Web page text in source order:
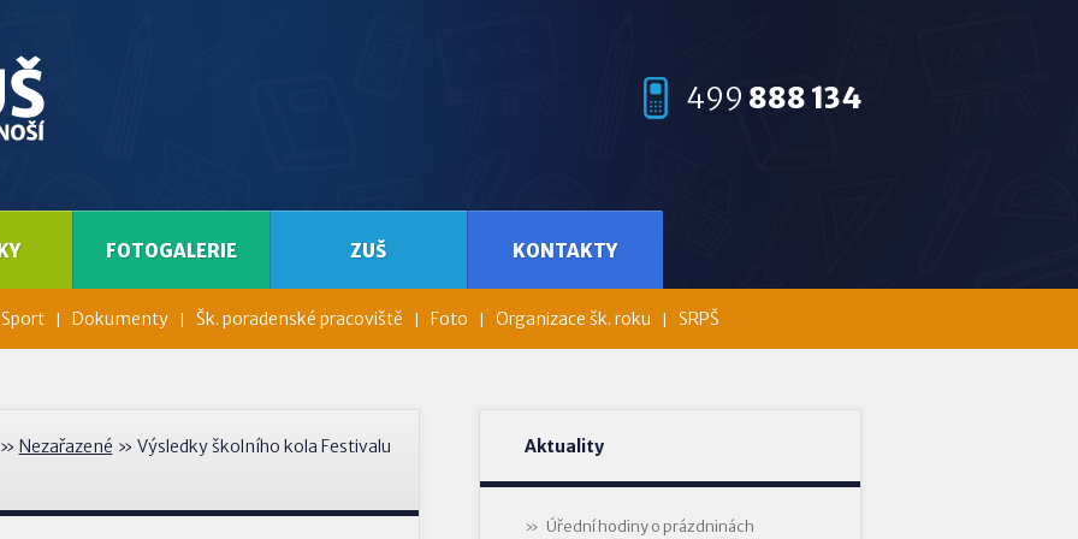
499 888 134
Sport Dokumenty Šk. poradenské pracoviště Foto Organizace šk. roku SRPŠ
FOTOGALERIE ZUŠ KONTAKTY
Nezařazené » Výsledky školního kola Festivalu
Aktuality
Úřední hodiny o prázdninách